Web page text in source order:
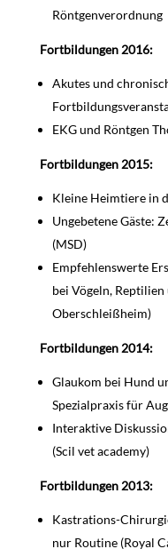
Röntgenverordnung
Fortbildungen 2016:
Akutes und
EKG und Röntgen
Fortbildungen 2015:
Kleine Heimtiere in
Ungebetene Gäste:
(MSD)
Empfehlenswerte
bei Vögeln,
Oberschleißheim)
Fortbildungen 2014:
Glaukom bei Hund
Spezialpraxis für
Interaktive
(Scil vet academy)
Fortbildungen 2013:
Kastrations-
nur Routine (Royal